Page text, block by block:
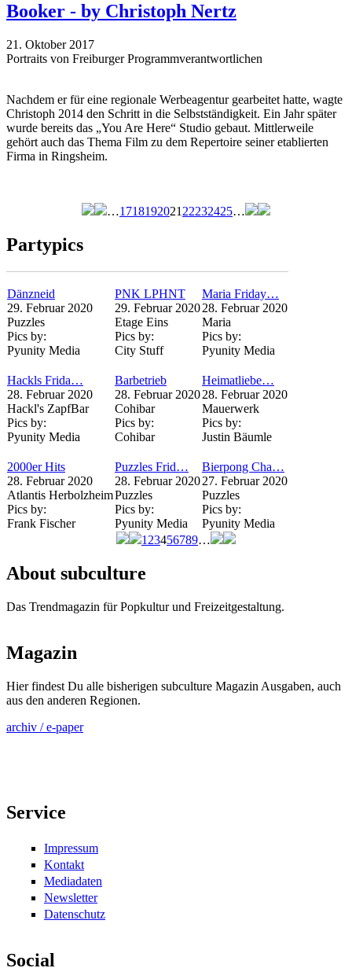
Booker - by Christoph Nertz
21. Oktober 2017
Portraits von Freiburger Programmverantwortlichen
Nachdem er für eine regionale Werbeagentur gearbeitet hatte, wagte
Christoph 2014 den Schritt in die Selbstständigkeit. Ein Jahr später
wurde bereits das „You Are Here“ Studio gebaut. Mittlerweile
gehört auch das Thema Film zu dem Repertoire seiner etablierten
Firma in Ringsheim.
…1718192021 22232425…
Partypics
Dänzneid
29. Februar 2020
Puzzles
Pics by:
Pyunity Media
PNK LPHNT
29. Februar 2020
Etage Eins
Pics by:
City Stuff
Maria Friday…
28. Februar 2020
Maria
Pics by:
Pyunity Media
Hackls Frida…
28. Februar 2020
Hackl's ZapfBar
Pics by:
Pyunity Media
Barbetrieb
28. Februar 2020
Cohibar
Pics by:
Cohibar
Heimatliebe…
28. Februar 2020
Mauerwerk
Pics by:
Justin Bäumle
2000er Hits
28. Februar 2020
Atlantis Herbolzheim
Pics by:
Frank Fischer
Puzzles Frid…
28. Februar 2020
Puzzles
Pics by:
Pyunity Media
Bierpong Cha…
27. Februar 2020
Puzzles
Pics by:
Pyunity Media
1 23456789…
About subculture
Das Trendmagazin für Popkultur und Freizeitgestaltung.
Magazin
Hier findest Du alle bisherigen subculture Magazin Ausgaben, auch
aus den anderen Regionen.
archiv / e-paper
Service
Impressum
Kontakt
Mediadaten
Newsletter
Datenschutz
Social